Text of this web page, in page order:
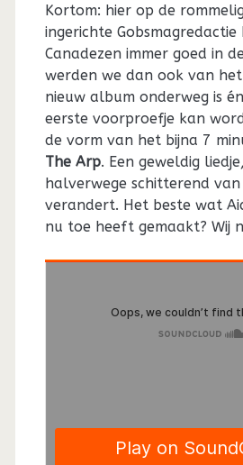
Kortom: hier op de
ingerichte
Canadezen immer goed in
werden we dan ook van
nieuw album onderweg is
eerste voorproefje kan
de vorm van het bijna 7
The Arp. Een geweldig
halverwege schitterend van
verandert. Het beste wat
nu toe heeft gemaakt? Wij